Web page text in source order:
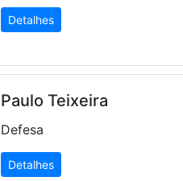
Detalhes
Paulo Teixeira
Defesa
Detalhes